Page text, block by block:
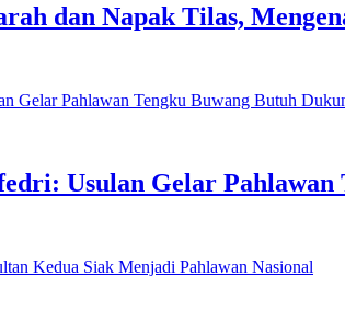
dan Napak Tilas,
Usulan Gelar